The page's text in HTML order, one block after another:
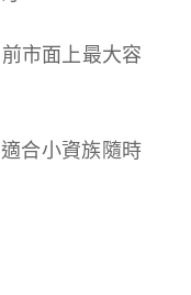
市面上最大容
合小資族隨時